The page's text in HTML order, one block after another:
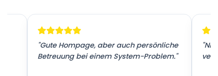
"Gute Hompage, aber auch persönliche
Betreuung bei einem System-Problem."